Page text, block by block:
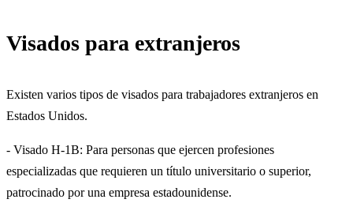
Visados para extranjeros
Existen varios tipos de visados para trabajadores extranjeros en
Estados Unidos.​
- Visado H-1B: Para personas que ejercen profesiones
especializadas que requieren un título universitario o superior,
patrocinado por una empresa estadounidense.​